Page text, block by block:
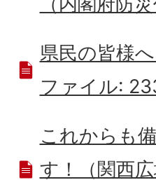
県民の皆様
ファイル:
これからも
す！（関西